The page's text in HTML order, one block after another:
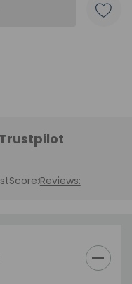
Trustpilot
Reviews: